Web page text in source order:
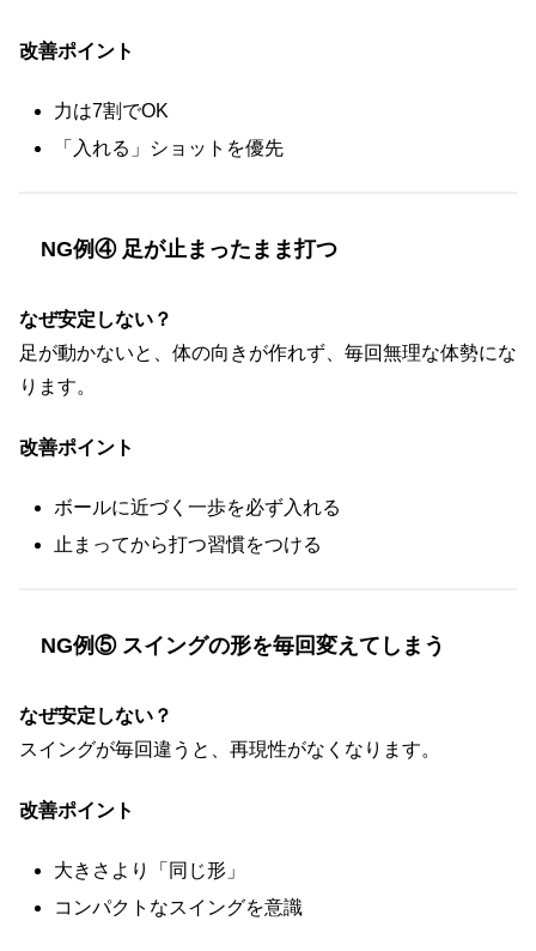
改善ポイント
力は7割でOK
「入れる」ショットを優先
NG例④ 足が止まったまま打つ
なぜ安定しない？
足が動かないと、体の向きが作れず、毎回無理な体勢にな
ります。
改善ポイント
ボールに近づく一歩を必ず入れる
止まってから打つ習慣をつける
NG例⑤ スイングの形を毎回変えてしまう
なぜ安定しない？
スイングが毎回違うと、再現性がなくなります。
改善ポイント
大きさより「同じ形」
コンパクトなスイングを意識